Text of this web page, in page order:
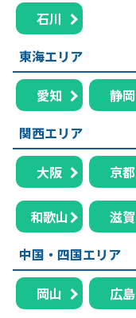
石川
東海エリア
愛知 静岡
関西エリア
大阪 京都
和歌山
滋賀
中国・四国エリア
岡山 広島